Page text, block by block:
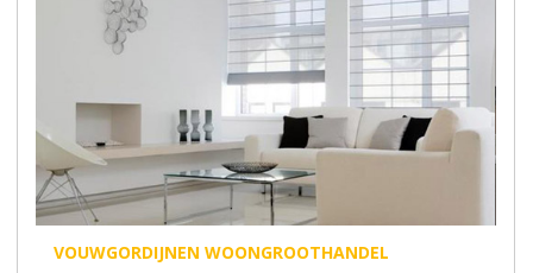
VOUWGORDIJNEN WOONGROOTHANDEL